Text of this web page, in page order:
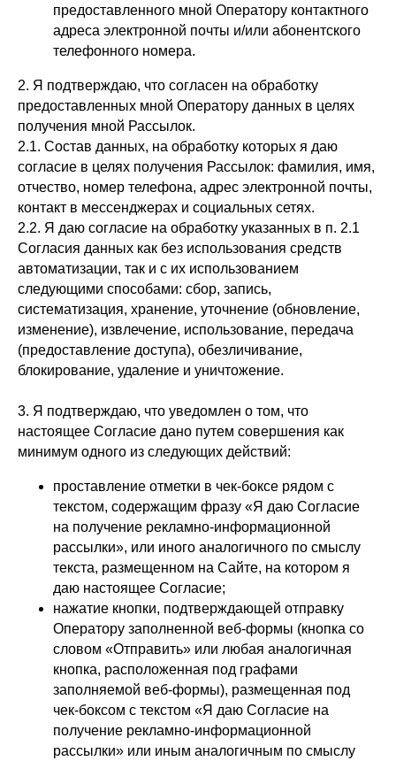
предоставленного мной Оператору контактного
адреса электронной почты и/или абонентского
телефонного номера.
2. Я подтверждаю, что согласен на обработку
предоставленных мной Оператору данных в целях
получения мной Рассылок.
2.1. Состав данных, на обработку которых я даю
согласие в целях получения Рассылок: фамилия, имя,
отчество, номер телефона, адрес электронной почты,
контакт в мессенджерах и социальных сетях.
2.2. Я даю согласие на обработку указанных в п. 2.1
Согласия данных как без использования средств
автоматизации, так и с их использованием
следующими способами: сбор, запись,
систематизация, хранение, уточнение (обновление,
изменение), извлечение, использование, передача
(предоставление доступа), обезличивание,
блокирование, удаление и уничтожение.
3. Я подтверждаю, что уведомлен о том, что
настоящее Согласие дано путем совершения как
минимум одного из следующих действий:
проставление отметки в чек-боксе рядом с
текстом, содержащим фразу «Я даю Согласие
на получение рекламно-информационной
рассылки», или иного аналогичного по смыслу
текста, размещенном на Сайте, на котором я
даю настоящее Согласие;
нажатие кнопки, подтверждающей отправку
Оператору заполненной веб-формы (кнопка со
словом «Отправить» или любая аналогичная
кнопка, расположенная под графами
заполняемой веб-формы), размещенная под
чек-боксом с текстом «Я даю Согласие на
получение рекламно-информационной
рассылки» или иным аналогичным по смыслу
ПРЕДМЕТЫ ИНТЕРЬЕРА
Текстиль